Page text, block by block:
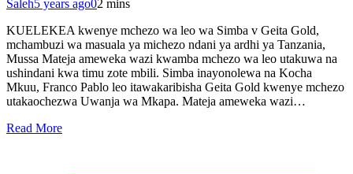
Saleh5 years ago02 mins
KUELEKEA kwenye mchezo wa leo wa Simba v Geita Gold,
mchambuzi wa masuala ya michezo ndani ya ardhi ya Tanzania,
Mussa Mateja ameweka wazi kwamba mchezo wa leo utakuwa na
ushindani kwa timu zote mbili. Simba inayonolewa na Kocha
Mkuu, Franco Pablo leo itawakaribisha Geita Gold kwenye mchezo
utakaochezwa Uwanja wa Mkapa. Mateja ameweka wazi…
Read More